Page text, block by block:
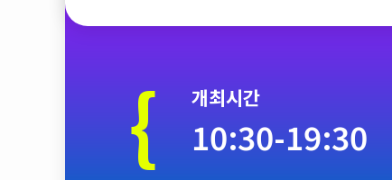
{ 개최시간
10:30-19:30